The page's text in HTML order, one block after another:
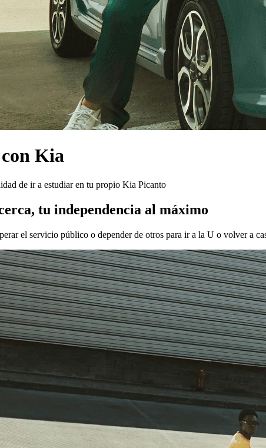
Kia
de ir a estudiar en tu propio Kia Picanto
tu independencia al máximo
el servicio público o depender de otros para ir a la U o volver a